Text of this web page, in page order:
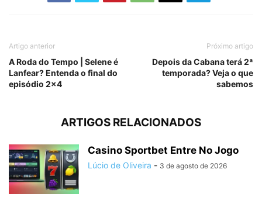
Artigo anterior
A Roda do Tempo | Selene é
Lanfear? Entenda o final do
episódio 2×4
Próximo artigo
Depois da Cabana terá 2ª
temporada? Veja o que
sabemos
ARTIGOS RELACIONADOS
Casino Sportbet Entre No Jogo
Lúcio de Oliveira - 3 de agosto de 2026